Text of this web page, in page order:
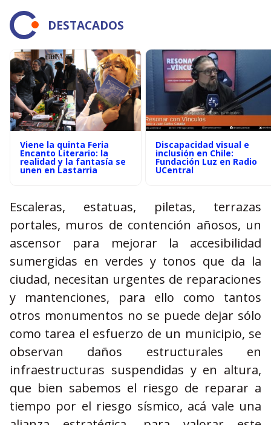
DESTACADOS
Viene la quinta Feria
Encanto Literario: la
realidad y la fantasía se
unen en Lastarria
Discapacidad visual e
inclusión en Chile:
Fundación Luz en Radio
UCentral
Escaleras, estatuas, piletas, terrazas
portales, muros de contención añosos, un
ascensor para mejorar la accesibilidad
sumergidas en verdes y tonos que da la
ciudad, necesitan urgentes de reparaciones
y mantenciones, para ello como tantos
otros monumentos no se puede dejar sólo
como tarea el esfuerzo de un municipio, se
observan daños estructurales en
infraestructuras suspendidas y en altura,
que bien sabemos el riesgo de reparar a
tiempo por el riesgo sísmico, acá vale una